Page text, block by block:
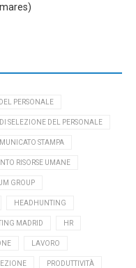
PERSONALE
SELEZIONE DEL PERSONALE
STAMPA
RISORSE UMANE
GROUP
HEADHUNTING
MADRID HR
LAVORO
PRODUTTIVITÀ